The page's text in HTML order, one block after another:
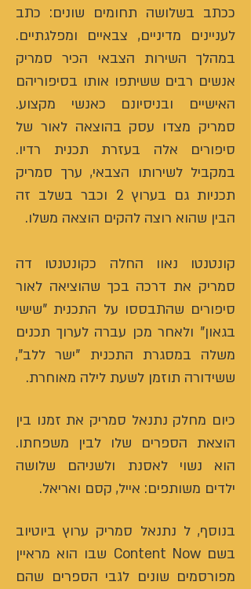
ככתב בשלושה תחומים שונים: כתב
לעניינים מדיניים, צבאיים ומפלגתיים.
במהלך השירות הצבאי הכיר סמריק
אנשים רבים ששיתפו אותו בסיפוריהם
האישיים ובניסיונם כאנשי מקצוע.
סמריק מצדו עסק בהוצאה לאור של
סיפורים אלה בעזרת תכנית רדיו.
במקביל לשירותו הצבאי, ערך סמריק
תכניות גם בערוץ 2 וכבר בשלב זה
הבין שהוא רוצה להקים הוצאה משלו.
קונטנטו נאוו החלה כקונטנטו דה
סמריק את דרכה בכך שהוציאה לאור
סיפורים שהתבססו על התכנית "שישי
בגאון" ולאחר מכן עברה לערוך תכנים
משלה במסגרת התכנית "ישר ללב",
ששידורה תוזמן לשעת לילה מאוחרת.
כיום מחלק נתנאל סמריק את זמנו בין
הוצאת הספרים שלו לבין משפחתו.
הוא נשוי לאסנת ולשניהם שלושה
ילדים משותפים: אייל, קסם ואריאל.
בנוסף, ל נתנאל סמריק ערוץ ביוטיוב
בשם Content Now שבו הוא מראיין
מפורסמים שונים לגבי הספרים שהם